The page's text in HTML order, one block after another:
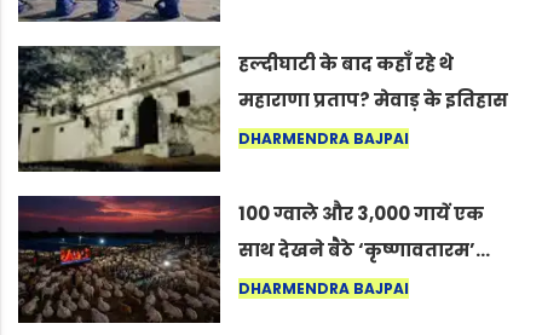
हल्दीघाटी के बाद कहाँ रहे थे
महाराणा प्रताप? मेवाड़ के इतिहास
का वह अनकहा अध्याय जो आज भी
DHARMENDRA BAJPAI
100 ग्वाले और 3,000 गायें एक
साथ देखने बैठे ‘कृष्णावतारम’…
नागपुर में दिखा ऐसा नज़ारा कि
DHARMENDRA BAJPAI